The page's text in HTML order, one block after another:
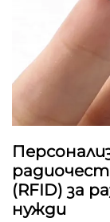
(RFID) за
нужди